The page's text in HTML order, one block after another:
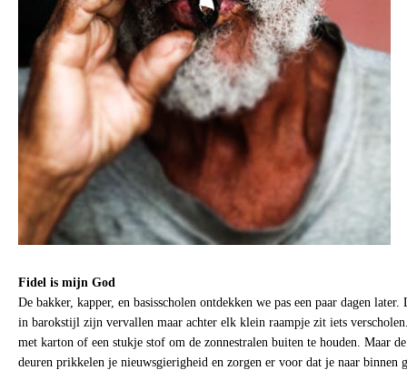
Fidel is mijn God
De bakker, kapper, en basisscholen ontdekken we pas een paar dagen
in barokstijl zijn vervallen maar achter elk klein raampje zit iets
met karton of een stukje stof om de zonnestralen buiten te houden. Maar
deuren prikkelen je nieuwsgierigheid en zorgen er voor dat je naar binnen